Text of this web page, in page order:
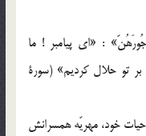
اُجُورَهُنّ» : «اي پيامبر ! ما
بر تو حلال كرديم» (سورة
حيات خود، مهريّه همسرانش